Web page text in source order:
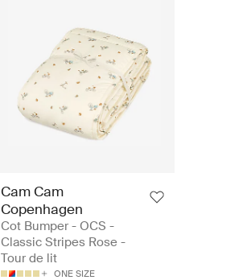
Cam Cam
Copenhagen
Cot Bumper - OCS -
Classic Stripes Rose -
Tour de lit
ONE SIZE